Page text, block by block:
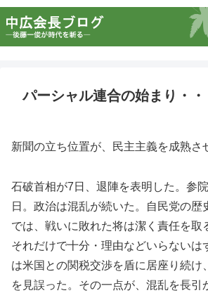
パーシャル連合の始まり・・
新聞の立ち位置が、民主主義を成熟さ
石破首相が7日、退陣を表明した。参
日。政治は混乱が続いた。自民党の歴
では、戦いに敗れた将は潔く責任を取
それだけで十分・理由などいらないは
は米国との関税交渉を盾に居座り続け
を見誤った。その一点が、混乱を長引